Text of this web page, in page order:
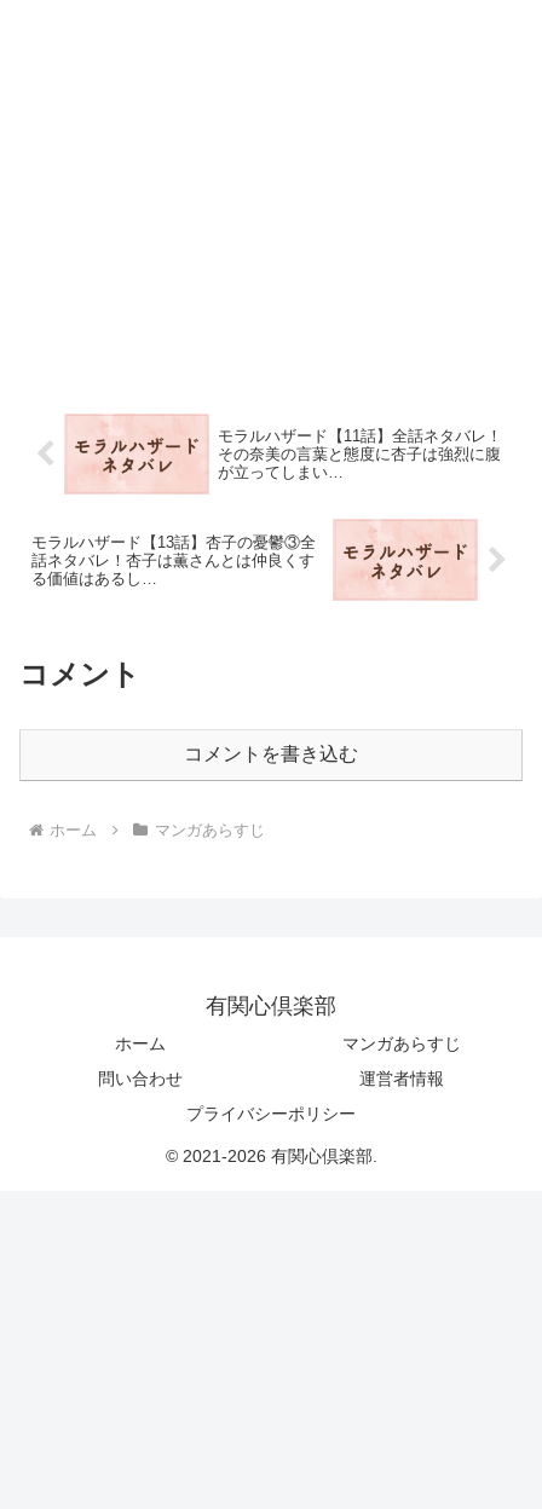
モラルハザード【11話】全話ネタバレ！
その奈美の言葉と態度に杏子は強烈に腹
が立ってしまい…
モラルハザード【13話】杏子の憂鬱③全
話ネタバレ！杏子は薫さんとは仲良くす
る価値はあるし…
コメント
コメントを書き込む
ホーム マンガあらすじ
有関心倶楽部
ホーム
マンガあらすじ
問い合わせ
運営者情報
プライバシーポリシー
© 2021-2026 有関心倶楽部.